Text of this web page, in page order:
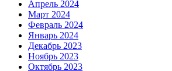
Апрель 2024
Март 2024
Февраль 2024
Январь 2024
Декабрь 2023
Ноябрь 2023
Октябрь 2023